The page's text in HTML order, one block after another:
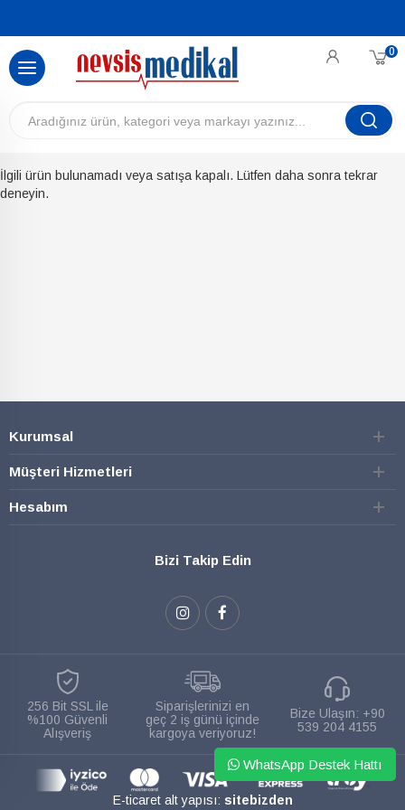
0
İlgili ürün bulunamadı veya satışa kapalı. Lütfen daha sonra tekrar
deneyin.
Kurumsal
Müşteri Hizmetleri
Hesabım
Bizi Takip Edin
256 Bit SSL ile
%100 Güvenli
Alışveriş
Siparişlerinizi en
geç 2 iş günü içinde
kargoya veriyoruz!
Bize Ulaşın: +90
539 204 4155
E-ticaret alt yapısı: sitebizden
WhatsApp Destek Hattı